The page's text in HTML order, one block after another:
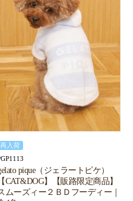
再入荷
pique（ジェラートピケ）
【CAT&DOG】【販路限定商品】
ムーズィー２ＢＤフーディー｜